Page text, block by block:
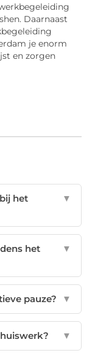
Daarnaast
je enorm
en zorgen
het
▼
het
▼
pauze? ▼
▼